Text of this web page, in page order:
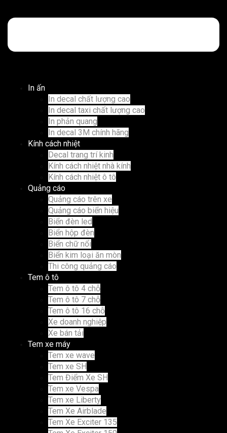
In ấn
In decal chất lượng cao
In decal taxi chất lượng cao
In phản quang
In decal 3M chính hãng
Kính cách nhiệt
Decal trang trí kinh
Kính cách nhiệt nhà kính
Kính cách nhiệt ô tô
Quảng cáo
Quảng cáo trên xe
Quảng cáo biển hiệu
Biển đèn led
Biển hộp đèn
Biển chữ nổi
Biển kim loại ăn mòn
Thi công quảng cáo
Tem ô tô
Tem ô tô 4 chỗ
Tem ô tô 7 chỗ
Tem ô tô 16 chỗ
Xe doanh nghiệp
Xe bán tải
Tem xe máy
Tem xe wave
Tem xe SH
Tem Điểm Xe SH
Tem xe Vespa
Tem xe Liberty
Tem Xe Airblade
Tem Xe Exciter 135